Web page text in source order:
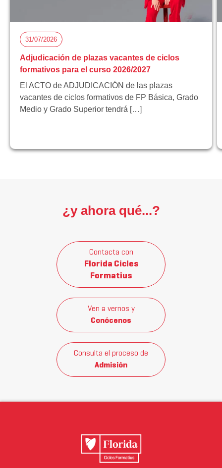
31/07/2026
Adjudicación de plazas vacantes de ciclos
formativos para el curso 2026/2027
El ACTO de ADJUDICACIÓN de las plazas
vacantes de ciclos formativos de FP Básica, Grado
Medio y Grado Superior tendrá […]
¿y ahora qué...?
Contacta con
Florida Cicles
Formatius
Ven a vernos y
Conócenos
Consulta el proceso de
Admisión